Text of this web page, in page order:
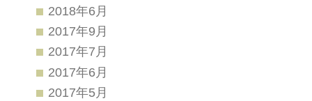
2018年6月
2017年9月
2017年7月
2017年6月
2017年5月